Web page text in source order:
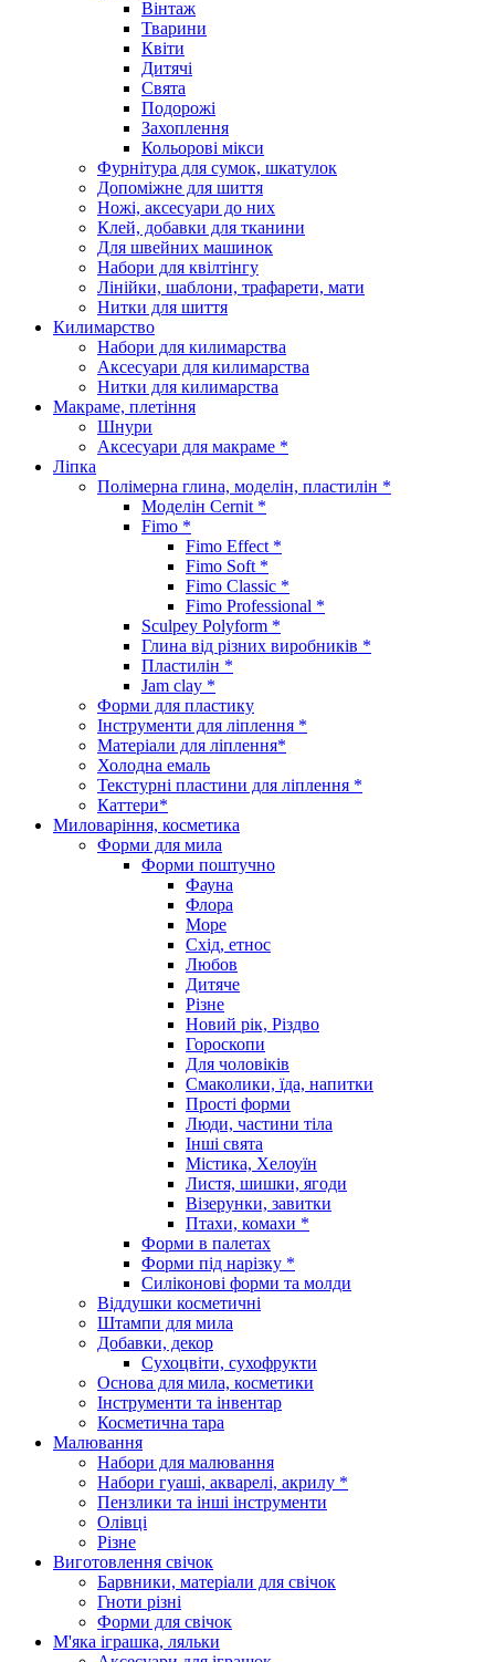
Вінтаж
Тварини
Квіти
Дитячі
Свята
Подорожі
Захоплення
Кольорові мікси
Фурнітура для сумок, шкатулок
Допоміжне для шиття
Ножі, аксесуари до них
Клей, добавки для тканини
Для швейних машинок
Набори для квілтінгу
Лінійки, шаблони, трафарети, мати
Нитки для шиття
Килимарство
Набори для килимарства
Аксесуари для килимарства
Нитки для килимарства
Макраме, плетіння
Шнури
Аксесуари для макраме *
Ліпка
Полімерна глина, моделін, пластилін *
Моделін Cernit *
Fimo *
Fimo Effect *
Fimo Soft *
Fimo Classic *
Fimo Professional *
Sculpey Polyform *
Глина від різних виробників *
Пластилін *
Jam clay *
Форми для пластику
Інструменти для ліплення *
Матеріали для ліплення*
Холодна емаль
Текстурні пластини для ліплення *
Каттери*
Миловаріння, косметика
Форми для мила
Форми поштучно
Фауна
Флора
Море
Схід, етнос
Любов
Дитяче
Різне
Новий рік, Різдво
Гороскопи
Для чоловіків
Смаколики, їда, напитки
Прості форми
Люди, частини тіла
Інші свята
Містика, Хелоуїн
Листя, шишки, ягоди
Візерунки, завитки
Птахи, комахи *
Форми в палетах
Форми під нарізку *
Силіконові форми та молди
Віддушки косметичні
Штампи для мила
Добавки, декор
Сухоцвіти, сухофрукти
Основа для мила, косметики
Інструменти та інвентар
Косметична тара
Малювання
Набори для малювання
Набори гуаші, акварелі, акрилу *
Пензлики та інші інструменти
Олівці
Різне
Виготовлення свічок
Барвники, матеріали для свічок
Гноти різні
Форми для свічок
М'яка іграшка, ляльки